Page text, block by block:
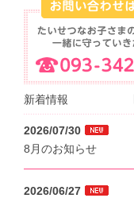
新着情報
2026/07/30
8月のお知らせ
2026/06/27